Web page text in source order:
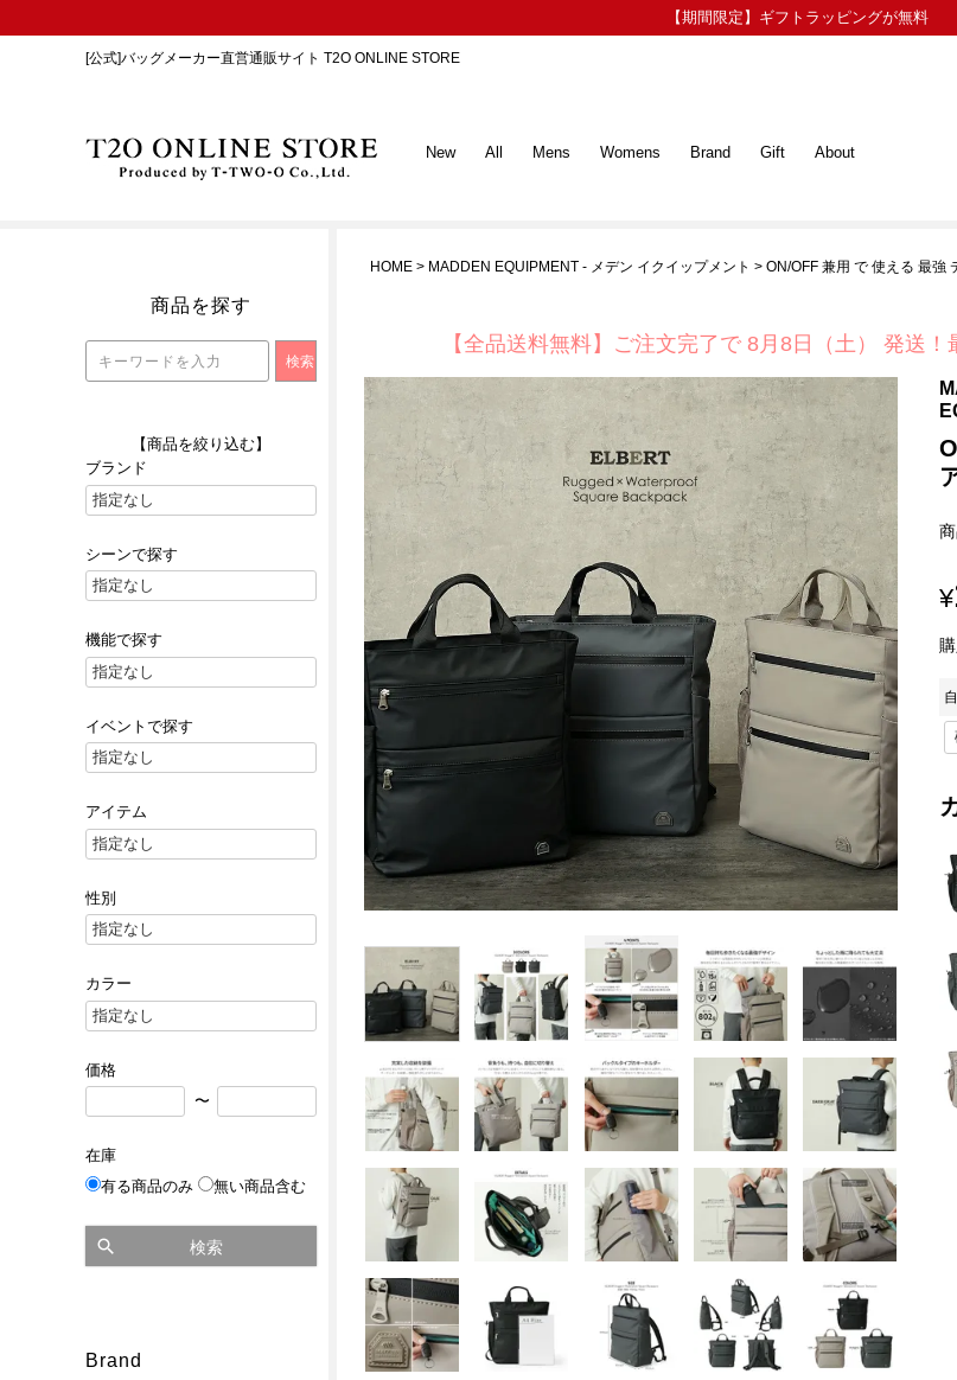
【期間限定】ギフトラッピングが無料
[公式]バッグメーカー直営通販サイト T2O ONLINE STORE
New All Mens Womens Brand Gift About
商品を探す
【商品を絞り込む】
ブランド
シーンで探す
機能で探す
イベントで探す
アイテム
性別
カラー
価格
〜
在庫
有る商品のみ
無い商品含む
検索
Brand
HOME MADDEN EQUIPMENT - メデン イクイップメント ON/OFF 兼用 で 使える 最強
【全品送料無料】ご注文完了で8月8日（土） 発送！
¥